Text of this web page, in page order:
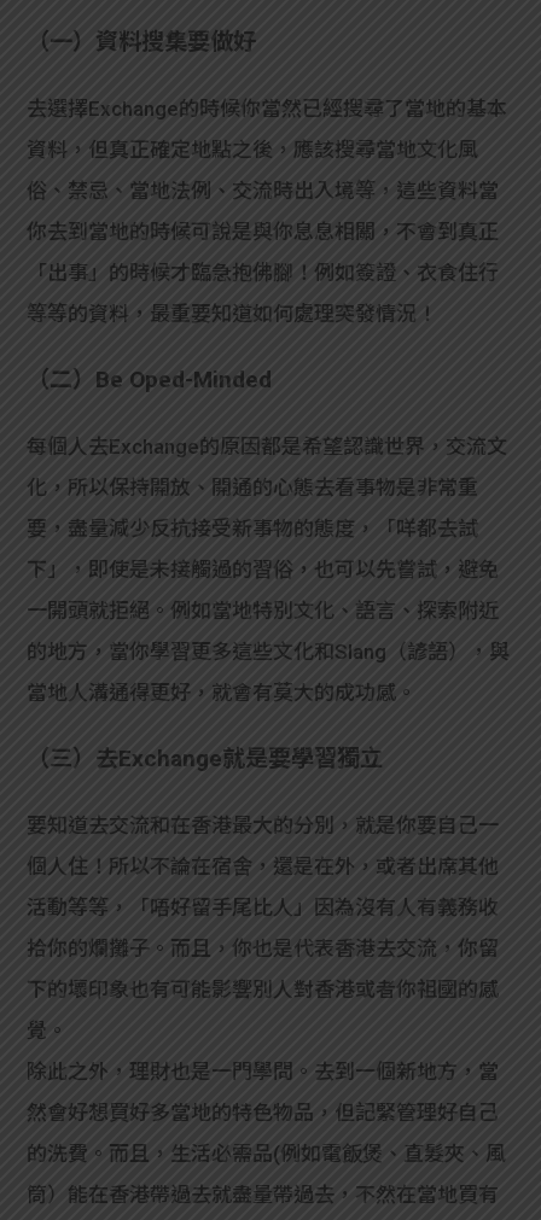
（一）資料搜集要做好
去選擇Exchange的時候你當然已經搜尋了當地的基本
資料，但真正確定地點之後，應該搜尋當地文化風
俗、禁忌、當地法例、交流時出入境等，這些資料當
你去到當地的時候可說是與你息息相關，不會到真正
「出事」的時候才臨急抱佛腳！例如簽證、衣食住行
等等的資料，最重要知道如何處理突發情況！
（二）Be Oped-Minded
每個人去Exchange的原因都是希望認識世界，交流文
化，所以保持開放、開通的心態去看事物是非常重
要，盡量減少反抗接受新事物的態度，「咩都去試
下」，即使是未接觸過的習俗，也可以先嘗試，避免
一開頭就拒絕。例如當地特別文化、語言、探索附近
的地方，當你學習更多這些文化和Slang（諺語），與
當地人溝通得更好，就會有莫大的成功感。
（三）去Exchange就是要學習獨立
要知道去交流和在香港最大的分別，就是你要自己一
個人住！所以不論在宿舍，還是在外，或者出席其他
活動等等，「唔好留手尾比人」因為沒有人有義務收
拾你的爛攤子。而且，你也是代表香港去交流，你留
下的壞印象也有可能影響別人對香港或者你祖國的感
覺。
除此之外，理財也是一門學問。去到一個新地方，當
然會好想買好多當地的特色物品，但記緊管理好自己
的洗費。而且，生活必需品(例如電飯煲、直髮夾、風
筒）能在香港帶過去就盡量帶過去，不然在當地買有